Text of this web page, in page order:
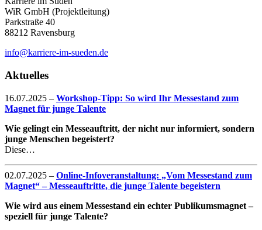
WiR GmbH (Projektleitung)
Parkstraße 40
88212 Ravensburg
info@karriere-im-sueden.de
Aktuelles
16.07.2025 – Workshop-Tipp: So wird Ihr Messestand zum
Magnet für junge Talente
Wie gelingt ein Messeauftritt, der nicht nur informiert, sondern
junge Menschen begeistert?
Diese…
02.07.2025 – Online-Infoveranstaltung: „Vom Messestand zum
Magnet“ – Messeauftritte, die junge Talente begeistern
Wie wird aus einem Messestand ein echter Publikumsmagnet –
speziell für junge Talente?